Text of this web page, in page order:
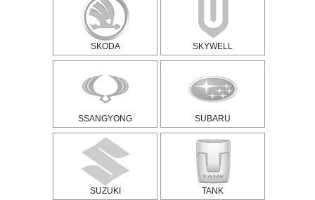
SKODA SKYWELL
SSANGYONG SUBARU
SUZUKI TANK